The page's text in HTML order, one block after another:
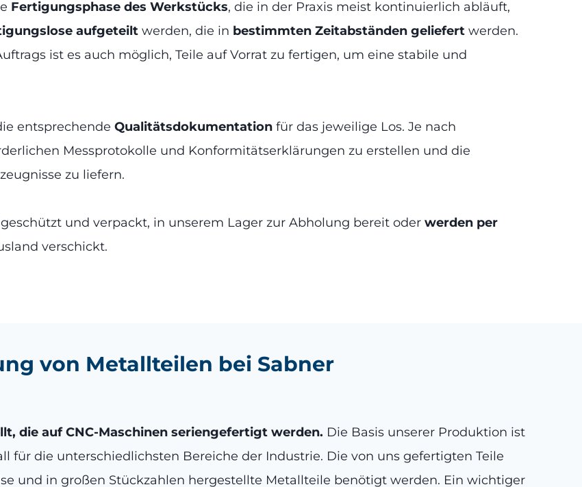
Fertigungsphase des Werkstücks, die in der Praxis meist kontinuierlich abläuft,
aufgeteilt werden, die in bestimmten Zeitabständen geliefert werden.
ist es auch möglich, Teile auf Vorrat zu fertigen, um eine stabile und
entsprechende Qualitätsdokumentation für das jeweilige Los. Je nach
Messprotokolle und Konformitätserklärungen zu erstellen und die
zu liefern.
und verpackt, in unserem Lager zur Abholung bereit oder werden per
verschickt.
von Metallteilen bei Sabner
die auf CNC-Maschinen seriengefertigt werden. Die Basis unserer Produktion ist
für die unterschiedlichsten Bereiche der Industrie. Die von uns gefertigten Teile
und in großen Stückzahlen hergestellte Metallteile benötigt werden. Ein wichtiger